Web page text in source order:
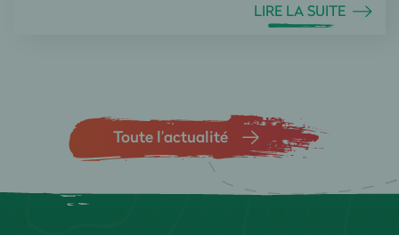
LIRE LA SUITE
Toute l’actualité